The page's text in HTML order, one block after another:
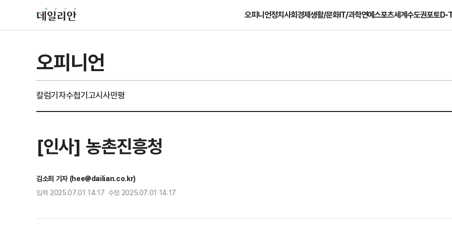
오피니언정치사회경제생활/문화IT/과학연예스포츠세계수도권포토D-
오피니언
칼럼기자수첩기고시사만평
[인사] 농촌진흥청
김소희 기자 (hee@dailian.co.kr)
입력 2025.07.01 14:17 수정 2025.07.01 14:17